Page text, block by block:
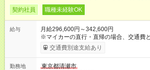
契約社員 職種未経験OK
給与
月給296,600円～342,600円
※マイカーの直行・直帰の場合、交通費
します。 【試用期間】試用期間あり 試用期間の長さ：3ヶ月 雇
用形態、給与は本採用時と同じです。
交通費別途支給あり
勤務地
東京都清瀬市